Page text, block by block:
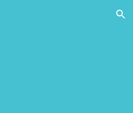
Skip to navigation